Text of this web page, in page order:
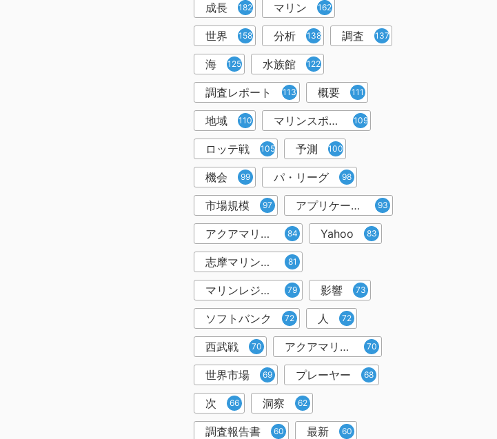
成長 182 マリン 162
世界 158 分析 138 調査 137
海 125 水族館 122
調査レポート 113 概要 111
地域 110 マリンスポーツ 109
ロッテ戦 105 予測 100
機会 99 パ・リーグ 98
市場規模 97 アプリケーション 93
アクアマリンふくし 84 Yahoo 83
志摩マリンランド 81
マリンレジャー 79 影響 73
ソフトバンク 72 人 72
西武戦 70 アクアマリンふくしま 70
世界市場 69 プレーヤー 68
次 66 洞察 62
調査報告書 60 最新 60